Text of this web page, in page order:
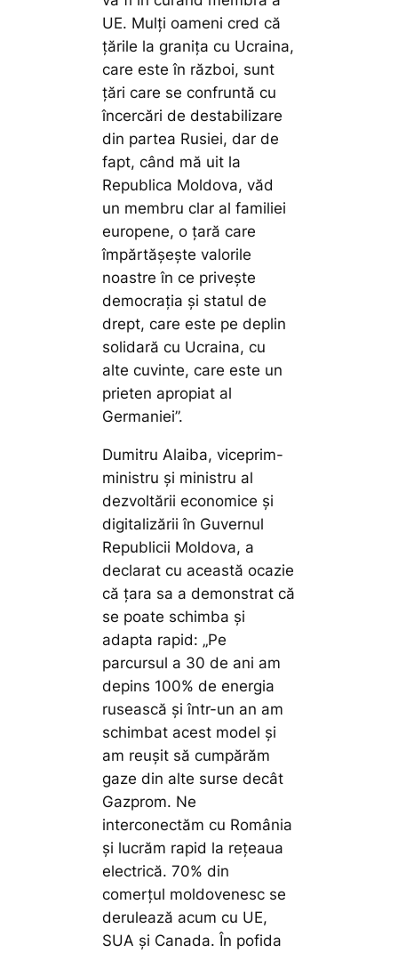
UE. Mulți oameni cred că
țările la granița cu Ucraina,
care este în război, sunt
țări care se confruntă cu
încercări de destabilizare
din partea Rusiei, dar de
fapt, când mă uit la
Republica Moldova, văd
un membru clar al familiei
europene, o țară care
împărtășește valorile
noastre în ce privește
democrația și statul de
drept, care este pe deplin
solidară cu Ucraina, cu
alte cuvinte, care este un
prieten apropiat al
Germaniei”.
Dumitru Alaiba, viceprim-
ministru și ministru al
dezvoltării economice și
digitalizării în Guvernul
Republicii Moldova, a
declarat cu această ocazie
că țara sa a demonstrat că
se poate schimba și
adapta rapid: „Pe
parcursul a 30 de ani am
depins 100% de energia
rusească și într-un an am
schimbat acest model și
am reușit să cumpărăm
gaze din alte surse decât
Gazprom. Ne
interconectăm cu România
și lucrăm rapid la rețeaua
electrică. 70% din
comerțul moldovenesc se
derulează acum cu UE,
SUA și Canada. În pofida